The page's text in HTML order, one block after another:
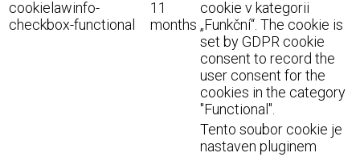
cookielawinfo-
checkbox-functional
11
months
cookie v kategorii
„Funkční“. The cookie is
set by GDPR cookie
consent to record the
user consent for the
cookies in the category
"Functional".
Tento soubor cookie je
nastaven pluginem